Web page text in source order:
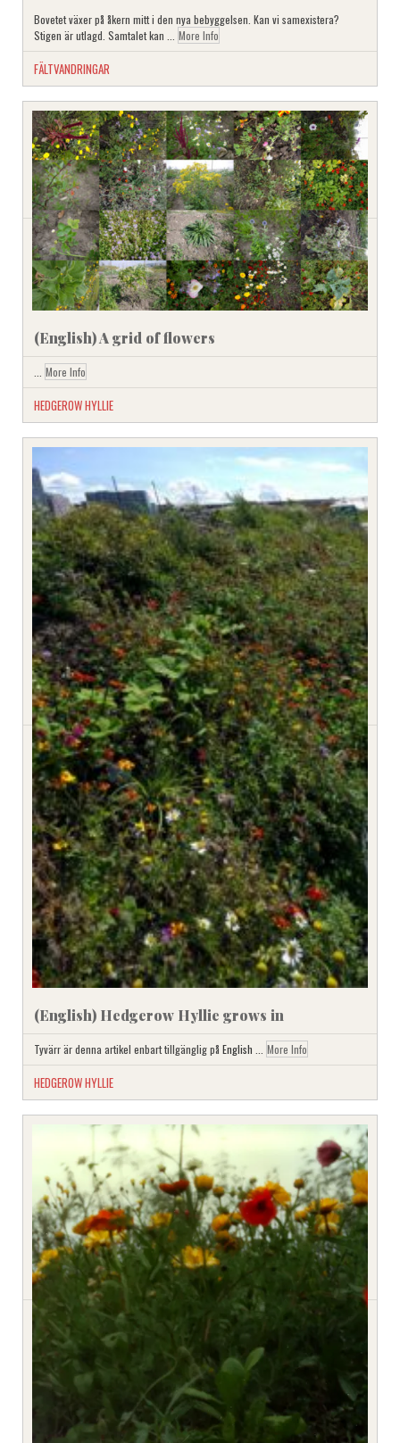
Bovetet växer på åkern mitt i den nya bebyggelsen. Kan vi samexistera?
Stigen är utlagd. Samtalet kan ... More Info
FÄLTVANDRINGAR
(English) A grid of flowers
More Info
HEDGEROW HYLLIE
(English) Hedgerow Hyllie grows in
Tyvärr är denna artikel enbart tillgänglig på English ... More Info
HEDGEROW HYLLIE